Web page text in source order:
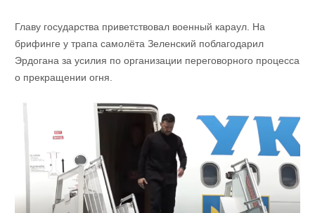
Главу государства приветствовал военный караул. На
брифинге у трапа самолёта Зеленский поблагодарил
Эрдогана за усилия по организации переговорного процесса
о прекращении огня.